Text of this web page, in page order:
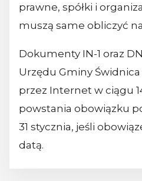
prawne, spółki i
muszą same obliczyć
Dokumenty IN-1 oraz
Urzędu Gminy
przez Internet w ciągu
powstania obowiązku
31 stycznia, jeśli
datą.